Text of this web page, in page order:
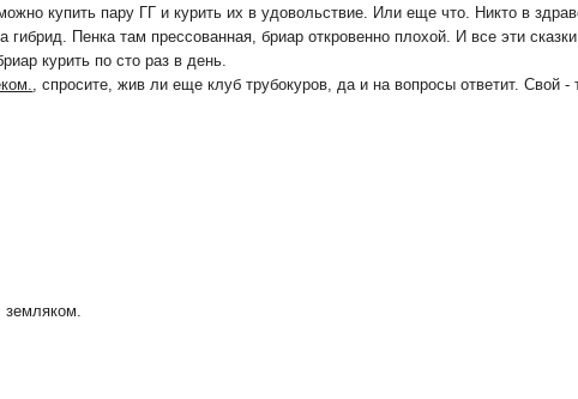
купить пару ГГ и курить их в удовольствие. Или еще что. Никто в
Пенка там прессованная, бриар откровенно плохой. И все эти
курить по сто раз в день.
, спросите, жив ли еще клуб трубокуров, да и на вопросы ответит. Свой -